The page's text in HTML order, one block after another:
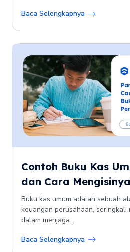
Baca Selengkapnya
Contoh Buku Kas
dan Cara Mengisinya
Buku kas umum adalah sebuah
keuangan perusahaan, seringkali
dalam menjaga...
Baca Selengkapnya